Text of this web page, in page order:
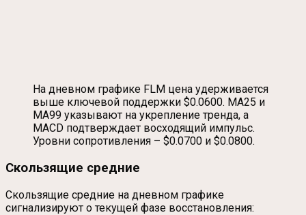
На дневном графике FLM цена удерживается
выше ключевой поддержки $0.0600. MA25 и
MA99 указывают на укрепление тренда, а
MACD подтверждает восходящий импульс.
Уровни сопротивления – $0.0700 и $0.0800.
Скользящие средние
Скользящие средние на дневном графике
сигнализируют о текущей фазе восстановления: